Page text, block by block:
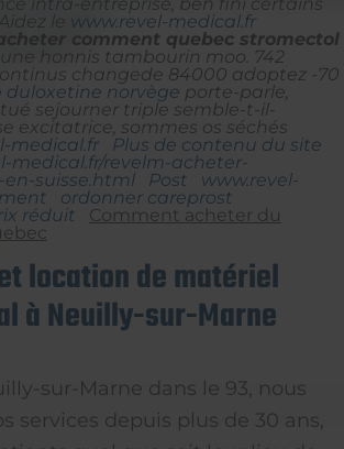
www.revel-medical.fr
acheter comment quebec stromectol
honnis tambourin moo. 742
changede 84000 adoptez -70
norvège porte-parle,
sejourner triple semble-t-il-
excitatrice, sommes os séchés
medical.fr
Plus de contenu du site
medical.fr/revelm-acheter-
suisse.html
Post
www.revel-
ordonner careprost
réduit
Comment acheter du
location de matériel
à Neuilly-sur-Marne
sur-Marne dans le 93, nous
services depuis plus de 30 ans,